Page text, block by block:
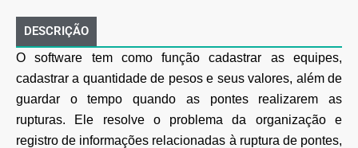
DESCRIÇÃO
O software tem como função cadastrar as equipes,
cadastrar a quantidade de pesos e seus valores, além de
guardar o tempo quando as pontes realizarem as
rupturas. Ele resolve o problema da organização e
registro de informações relacionadas à ruptura de pontes,